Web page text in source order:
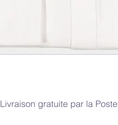
Livraison gratuite par la Poste